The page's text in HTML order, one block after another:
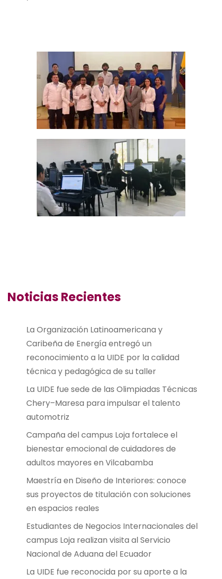
Noticias Recientes
La Organización Latinoamericana y
Caribeña de Energía entregó un
reconocimiento a la UIDE por la calidad
técnica y pedagógica de su taller
La UIDE fue sede de las Olimpiadas Técnicas
Chery–Maresa para impulsar el talento
automotriz
Campaña del campus Loja fortalece el
bienestar emocional de cuidadores de
adultos mayores en Vilcabamba
Maestría en Diseño de Interiores: conoce
sus proyectos de titulación con soluciones
en espacios reales
Estudiantes de Negocios Internacionales del
campus Loja realizan visita al Servicio
Nacional de Aduana del Ecuador
La UIDE fue reconocida por su aporte a la